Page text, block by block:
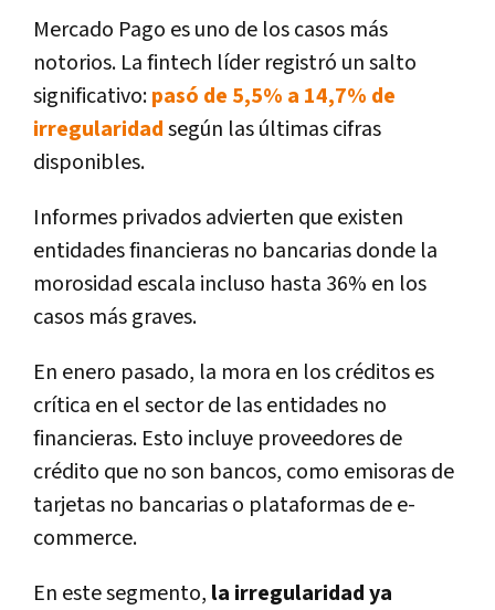
Mercado Pago es uno de los casos más
notorios. La fintech líder registró un salto
significativo:pasó de 5,5% a 14,7% de
irregularidadsegún las últimas cifras
disponibles.
Informes privados advierten que existen
entidades financieras no bancarias donde la
morosidad escala incluso hasta 36% en los
casos más graves.
En enero pasado, la mora en los créditos es
crítica en el sector de las entidades no
financieras. Esto incluye proveedores de
crédito que no son bancos, como emisoras de
tarjetas no bancarias o plataformas de e-
commerce.
En este segmento, la irregularidad ya